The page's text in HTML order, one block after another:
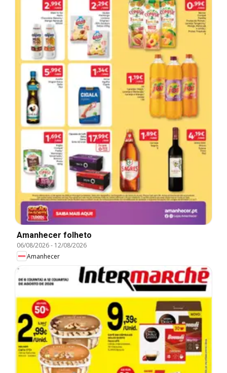
Amanhecer folheto
06/08/2026- 12/08/2026
Amanhecer